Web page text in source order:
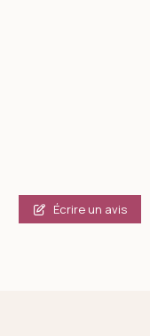
Écrire un avis